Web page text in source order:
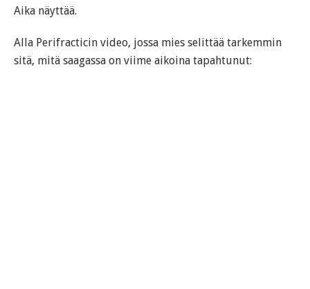
Aika näyttää.
Alla Perifracticin video, jossa mies selittää tarkemmin
sitä, mitä saagassa on viime aikoina tapahtunut: